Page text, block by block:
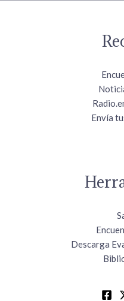
Envía
Descarga